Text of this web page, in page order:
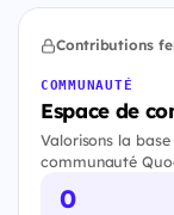
Contributions
COMMUNAUTÉ
Espace de
Valorisons la
communauté
0